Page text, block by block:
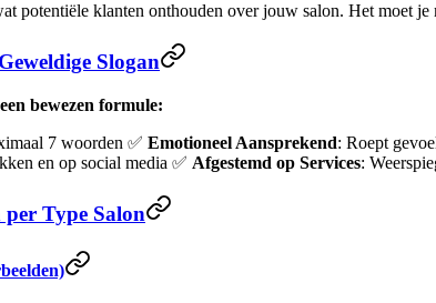
potentiële klanten onthouden over jouw salon. Het moet
Slogan
bewezen formule:
7 woorden ✅ Emotioneel Aansprekend: Roept
en op social media ✅ Afgestemd op Services:
per Type Salon